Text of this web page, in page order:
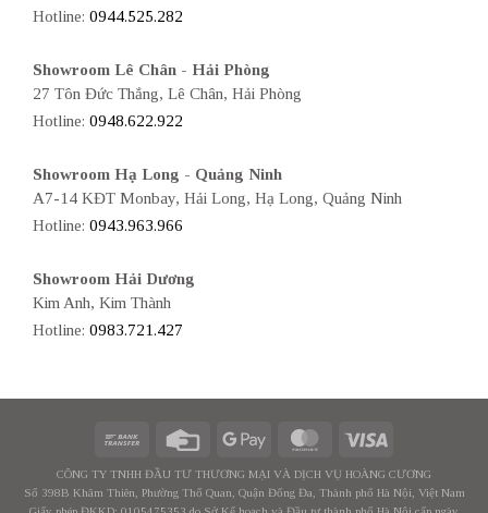
Hotline: 0944.525.282
Showroom Lê Chân - Hải Phòng
27 Tôn Đức Thắng, Lê Chân, Hải Phòng
Hotline: 0948.622.922
Showroom Hạ Long - Quảng Ninh
A7-14 KĐT Monbay, Hải Long, Hạ Long, Quảng Ninh
Hotline: 0943.963.966
Showroom Hải Dương
Kim Anh, Kim Thành
Hotline: 0983.721.427
CÔNG TY TNHH ĐẦU TƯ THƯƠNG MẠI VÀ DỊCH VỤ HOÀNG CƯƠNG
Số 398B Khâm Thiên, Phường Thổ Quan, Quận Đống Đa, Thành phố Hà Nội, Việt Nam